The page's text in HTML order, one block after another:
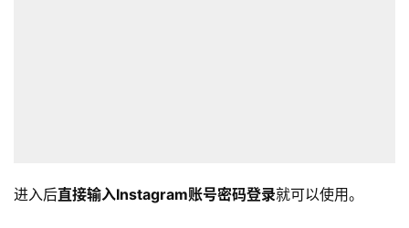
进入后直接输入Instagram账号密码登录就可以使用。